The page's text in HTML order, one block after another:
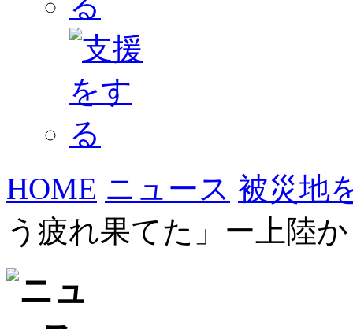
HOME ニュース 被災地
う疲れ果てた」ー上陸